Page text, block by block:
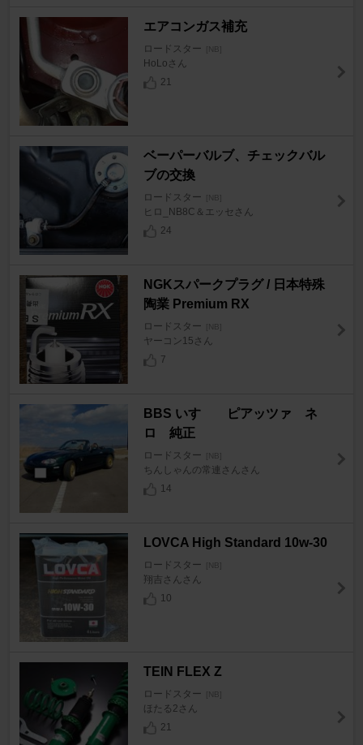
エアコンガス補充
ロードスター [NB]
HoLoさん
21
ベーパーバルブ、チェックバル
ブの交換
ロードスター [NB]
ヒロ_NB8C＆エッセさん
24
NGKスパークプラグ / 日本特殊
陶業 Premium RX
ロードスター [NB]
ヤーコン15さん
7
BBS いすゞ ピアッツァ ネ
ロ 純正
ロードスター [NB]
ちんしゃんの常連さんさん
14
LOVCA High Standard 10w-30
ロードスター [NB]
翔吉さんさん
10
TEIN FLEX Z
ロードスター [NB]
ほたる2さん
21